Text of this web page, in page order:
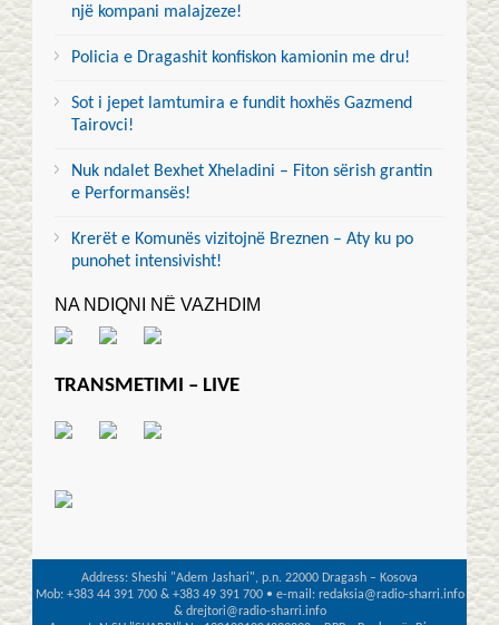
një kompani malajzeze!
Policia e Dragashit konfiskon kamionin me dru!
Sot i jepet lamtumira e fundit hoxhës Gazmend
Tairovci!
Nuk ndalet Bexhet Xheladini – Fiton sërish grantin
e Performansës!
Krerët e Komunës vizitojnë Breznen – Aty ku po
punohet intensivisht!
NA NDIQNI NË VAZHDIM
TRANSMETIMI – LIVE
Address: Sheshi "Adem Jashari", p.n. 22000 Dragash – Kosova
Mob: +383 44 391 700 & +383 49 391 700 • e-mail: redaksia@radio-sharri.info
& drejtori@radio-sharri.info